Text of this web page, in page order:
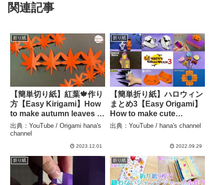
関連記事
折り紙
【簡単切り紙】紅葉🍁作り
方【Easy Kirigami】How
to make autumn leaves 간
단한 색종이접기 단풍 简
单的折纸 可爱的枫叶
秋 おりがみ もみじ
channel
出典：YouTube / Origami hana's
channel
2023.12.01
折り紙
【簡単折り紙】ハロウィン
まとめ3【Easy Origami】
How to make cute
Halloween 3 종이접기 잭
ちゃ 万圣节 コウモリ お
channel
出典：YouTube / hana's channel
2022.09.29
折り紙 折り紙